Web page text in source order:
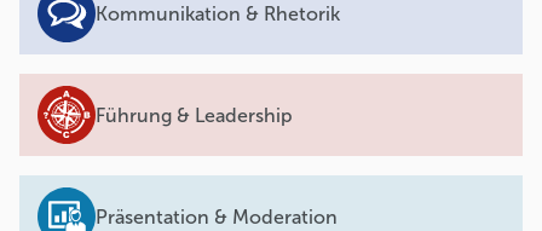
Kommunikation & Rhetorik
Führung & Leadership
Präsentation & Moderation